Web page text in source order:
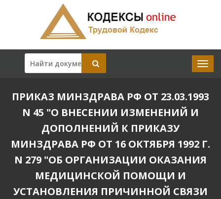
ПРИКАЗ МИНЗДРАВА РФ ОТ 23.03.1993
N 45 "О ВНЕСЕНИИ ИЗМЕНЕНИЙ И
ДОПОЛНЕНИЙ К ПРИКАЗУ
МИНЗДРАВА РФ ОТ 16 ОКТЯБРЯ 1992 Г.
N 279 "ОБ ОРГАНИЗАЦИИ ОКАЗАНИЯ
МЕДИЦИНСКОЙ ПОМОЩИ И
УСТАНОВЛЕНИЯ ПРИЧИННОЙ СВЯЗИ